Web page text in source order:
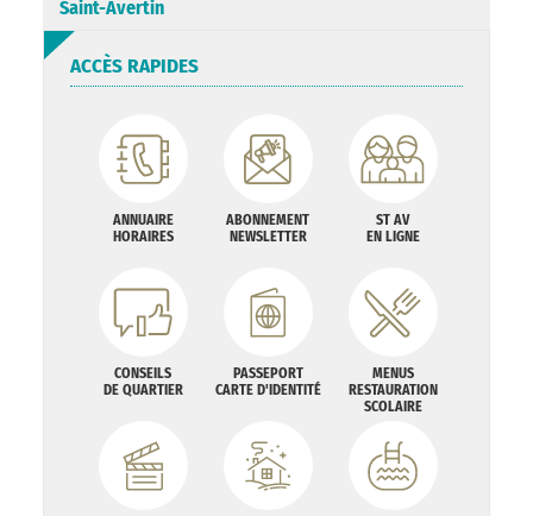
Saint-Avertin
ACCÈS RAPIDES
ANNUAIRE
HORAIRES
ABONNEMENT
NEWSLETTER
ST AV
EN LIGNE
CONSEILS
DE QUARTIER
PASSEPORT
CARTE D'IDENTITÉ
MENUS
RESTAURATION
SCOLAIRE